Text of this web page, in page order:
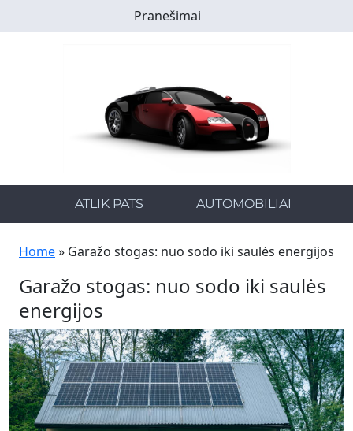
to
Pranešimai
ATLIK PATS AUTOMOBILIAI
Home» Garažo stogas: nuo sodo iki saulės energijos
Garažo stogas: nuo sodo iki saulės
energijos